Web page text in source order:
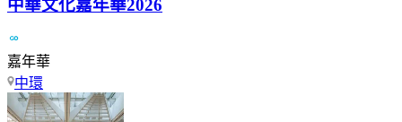
中華文化嘉年華2026
嘉年華
中環